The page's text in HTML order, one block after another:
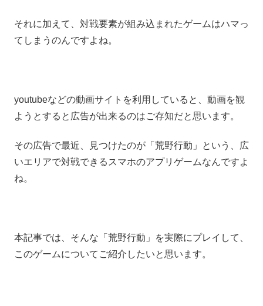
それに加えて、対戦要素が組み込まれたゲームはハマっ
てしまうのんですよね。
youtubeなどの動画サイトを利用していると、動画を観
ようとすると広告が出来るのはご存知だと思います。
その広告で最近、見つけたのが「荒野行動」という、広
いエリアで対戦できるスマホのアプリゲームなんですよ
ね。
本記事では、そんな「荒野行動」を実際にプレイして、
このゲームについてご紹介したいと思います。